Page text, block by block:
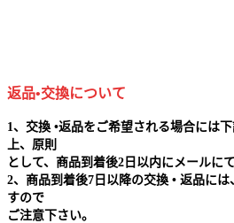
返品•交換について
1、交換 •返品をご希望される場合には
上、原則
として、商品到着後2日以内にメールに
2、商品到着後7日以降の交換 • 返品に
すので
ご注意下さい。